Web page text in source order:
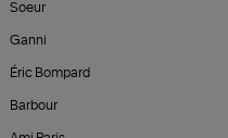
Soeur
Ganni
Éric Bompard
Barbour